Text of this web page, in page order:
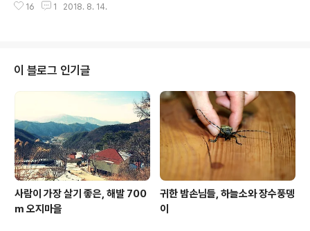
서는 쉽게 접할 수 있는 것은 아니다. 사육 농가가 많지 않
미의 길이란 ‘어떤 곳에서 다른 곳으로 이동할 수 있도록 땅
‘길’이라는 말도 우리 민족사와 함께 발생한 원초적 어휘의
하나가 아니었을까 한다. ‘길’이란 인간의 의식(衣食)과 주
거(住居) 사이를 연결하는 공간적 선형이라 할 수 있다. 여
기 잊힌 옛길이 있다. 한때는 사람과 물자가 분주히 오가던
시절이 있었지만, 지금은 그저 한낮 숲길이 되어 라이딩을
즐기는 소수 ..
16 1 2018. 8. 14.
이 블로그 인기글
사람이 가장 살기 좋은, 해발 700
m 오지마을
귀한 밤손님들, 하늘소와 장수풍뎅
이